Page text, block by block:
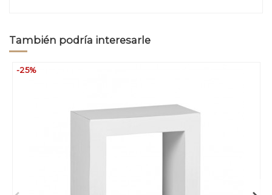
También podría interesarle
-25%